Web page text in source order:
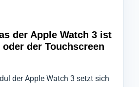
der Apple Watch 3 ist
der Touchscreen
der Apple Watch 3 setzt sich